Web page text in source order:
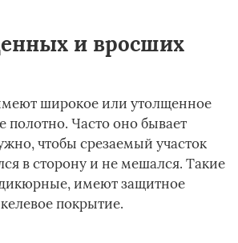
и вросших
широкое или утолщенное
Часто оно бывает
чтобы срезаемый участок
в сторону и не мешался. Такие
имеют защитное
покрытие.